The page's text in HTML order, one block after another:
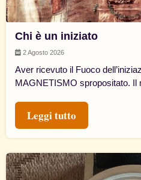
Chi è un iniziato
2 Agosto 2026
Aver ricevuto il Fuoco
MAGNETISMO spropositato. Il
Leggi tutto